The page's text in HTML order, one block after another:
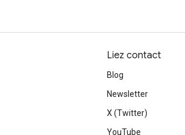
Liez contact
Blog
Newsletter
X (Twitter)
YouTube